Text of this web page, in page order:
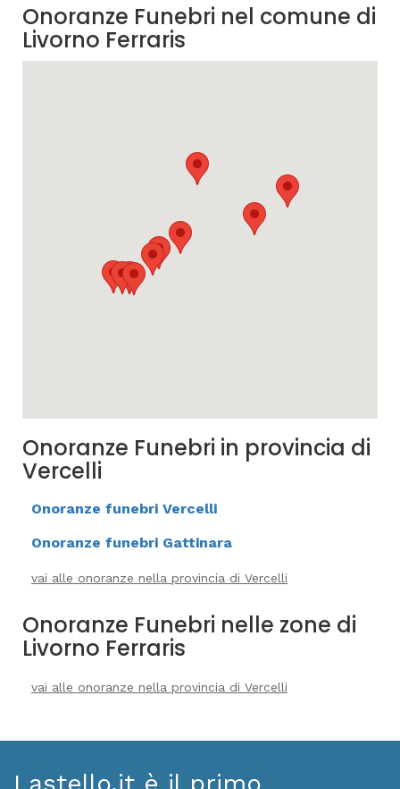
Onoranze Funebri nel comune di
Livorno Ferraris
Onoranze Funebri in provincia di
Vercelli
Onoranze funebri Vercelli
Onoranze funebri Gattinara
vai alle onoranze nella provincia di Vercelli
Onoranze Funebri nelle zone di
Livorno Ferraris
vai alle onoranze nella provincia di Vercelli
Lastello.it è il primo